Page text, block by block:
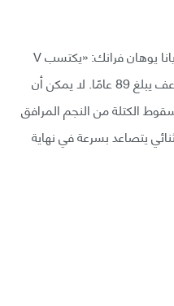
قال عالم الفلك من جامعة ولاية لويزيانا يوهان فرانك: «يكتسب V
Sge إضاءة هائلة في إطار زمني مضاعف يبلغ 89 عامًا. لا يمكن أن
الكتلة من النجم المرافق
يتصاعد بسرعة في نهاية